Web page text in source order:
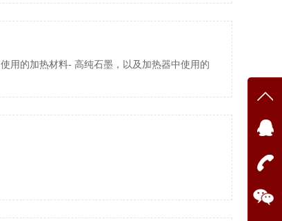
用的加热材料- 高纯石墨，以及加热器中使用的